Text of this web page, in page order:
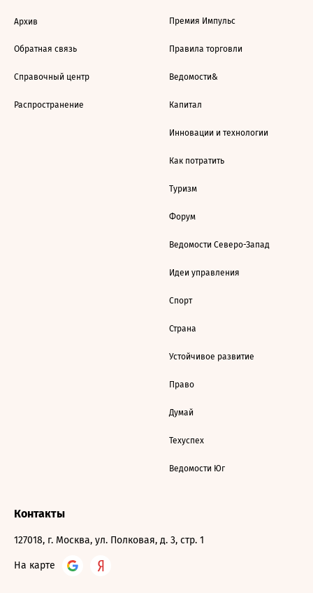
Архив
Обратная связь
Справочный центр
Распространение
Премия Импульс
Правила торговли
Ведомости&
Капитал
Инновации и технологии
Как потратить
Туризм
Форум
Ведомости Северо-Запад
Идеи управления
Спорт
Страна
Устойчивое развитие
Право
Думай
Техуспех
Ведомости Юг
Контакты
127018, г. Москва, ул. Полковая, д. 3, стр. 1
На карте